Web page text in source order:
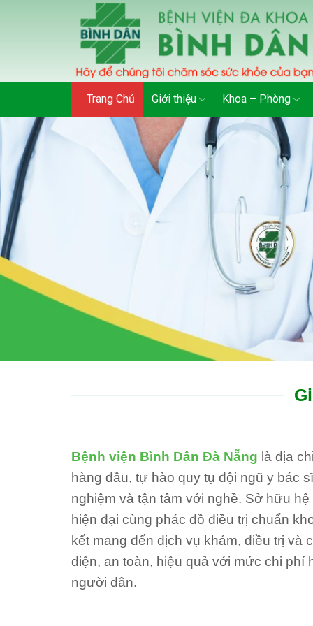
Trang Chủ Giới thiệu Khoa – Phòng
Bệnh viện Bình Dân Đà Nẵng là địa
hàng đầu, tự hào quy tụ đội ngũ y bác
nghiệm và tận tâm với nghề. Sở hữu
hiện đại cùng phác đồ điều trị chuẩn
kết mang đến dịch vụ khám, điều trị và
diện, an toàn, hiệu quả với mức chi phí
người dân.